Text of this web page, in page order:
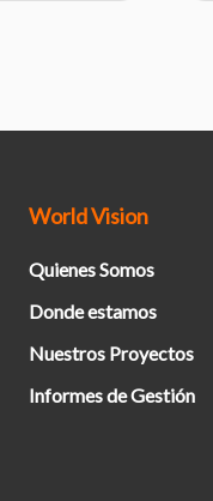
World Vision
Quienes Somos
Donde estamos
Nuestros Proyectos
Informes de Gestión